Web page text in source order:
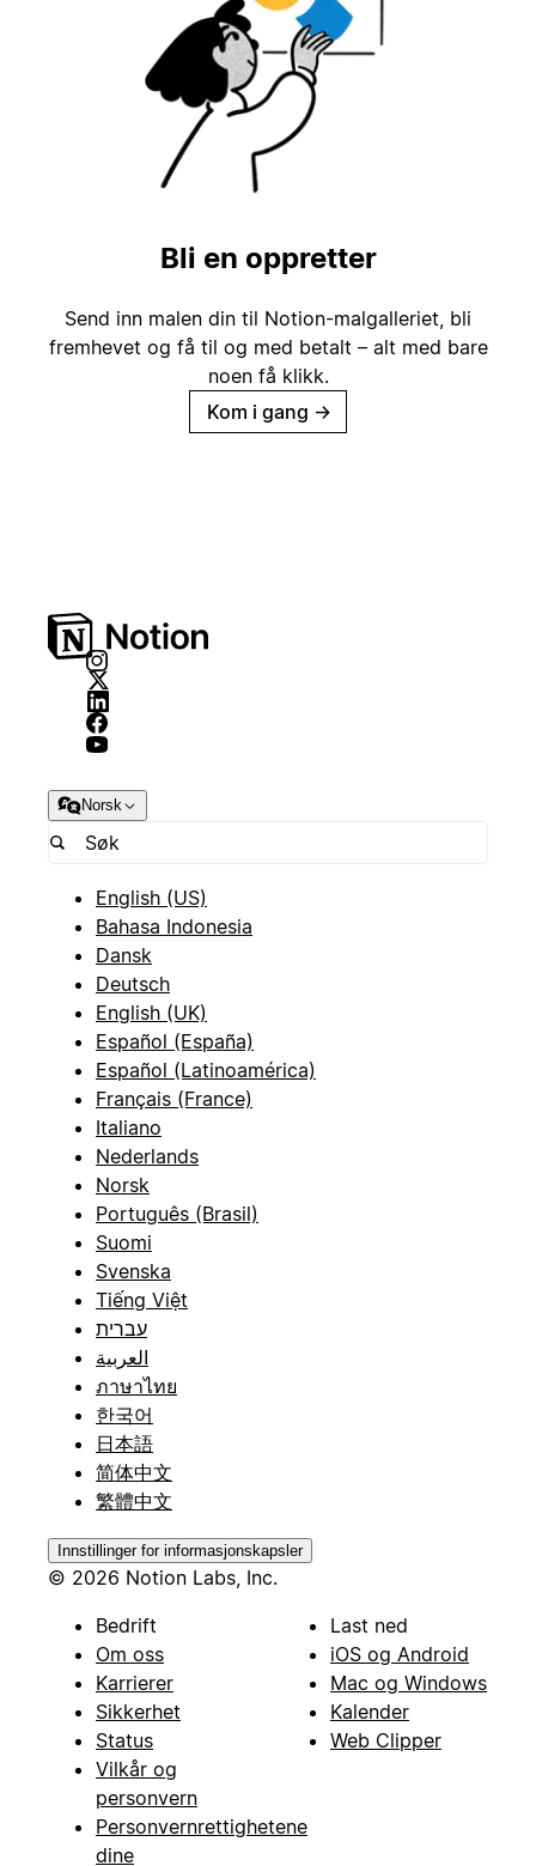
Bli en oppretter
Send inn malen din til Notion-malgalleriet, bli
fremhevet og få til og med betalt – alt med bare
noen få klikk.
Kom i gang →
Norsk
English (US)
Bahasa Indonesia
Dansk
Deutsch
English (UK)
Español (España)
Español (Latinoamérica)
Français (France)
Italiano
Nederlands
Norsk
Português (Brasil)
Suomi
Svenska
Tiếng Việt
עברית
العربية
ภาษาไทย
한국어
日本語
简体中文
繁體中文
Innstillinger for informasjonskapsler
© 2026 Notion Labs, Inc.
Bedrift
Om oss
Karrierer
Sikkerhet
Status
Vilkår og
personvern
Personvernrettighetene
dine
Last ned
iOS og Android
Mac og Windows
Kalender
Web Clipper